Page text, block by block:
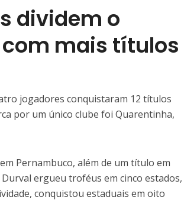
dividem o
mais títulos
jogadores conquistaram 12 títulos
por um único clube foi Quarentinha,
Pernambuco, além de um título em
ergueu troféus em cinco estados,
conquistou estaduais em oito